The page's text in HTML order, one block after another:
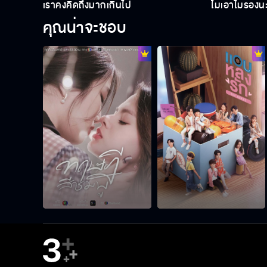
เราคงคิดถึงมากเกินไป ไม่เอาไม่ร้องน
คุณน่าจะชอบ